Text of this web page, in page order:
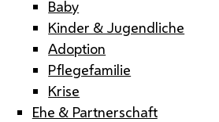
Baby
Kinder & Jugendliche
Adoption
Pflegefamilie
Krise
Ehe & Partnerschaft